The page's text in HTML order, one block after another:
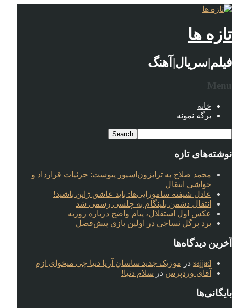
تازه ها
فیلم|سریال|آهنگ
Menu
خانه
برگه نمونه
نوشته‌های تازه
محمد صلاح به ترابزون‌اسپور پیوست: جزئیات قرارداد و
حواشی انتقال
عادل شیفته سامورایی‌ها: باید عاشق ژاپن باشید!
انتقال دشمن بلینگام به چلسی رسمی شد
عکس اول استقلال، پیام واضح درباره روزبه
برد پرگل نساجی در اولین بازی پیش‌فصل
آخرین دیدگاه‌ها
sajjad در موزیک جدید ساسان آریا دنیا چی میخوای ازم
آقای وردپرس در سلام دنیا!
بایگانی‌ها